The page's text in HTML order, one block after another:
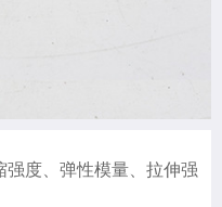
强度、弹性模量、拉伸强